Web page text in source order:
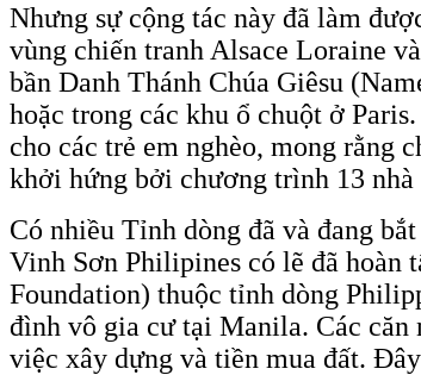
Nhưng sự cộng tác này đã làm
vùng chiến tranh Alsace Loraine
bần Danh Thánh Chúa Giêsu
hoặc trong các khu ổ chuột ở
cho các trẻ em nghèo, mong rằng
khởi hứng bởi chương trình 13 nhà
Có nhiều Tỉnh dòng đã và đang
Vinh Sơn Philipines có lẽ đã hoàn
Foundation) thuộc tỉnh dòng
đình vô gia cư tại Manila. Các căn
việc xây dựng và tiền mua đất.